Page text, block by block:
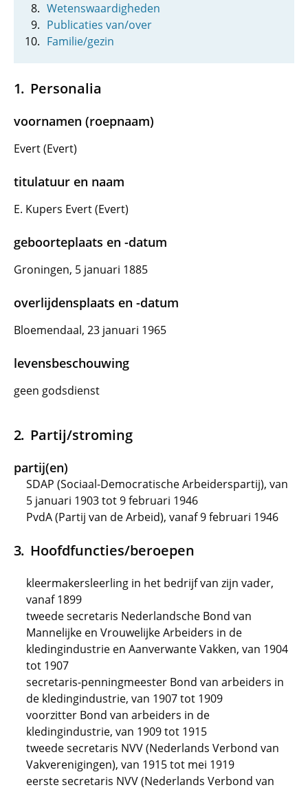
Wetenswaardigheden
Publicaties van/over
Familie/gezin
Personalia
voornamen (roepnaam)
Evert (Evert)
titulatuur en naam
E. Kupers Evert (Evert)
geboorteplaats en -datum
Groningen, 5 januari 1885
overlijdensplaats en -datum
Bloemendaal, 23 januari 1965
levensbeschouwing
geen godsdienst
Partij/stroming
partij(en)
SDAP (Sociaal-Democratische Arbeiderspartij), van
5 januari 1903 tot 9 februari 1946
PvdA (Partij van de Arbeid), vanaf 9 februari 1946
Hoofdfuncties/beroepen
kleermakersleerling in het bedrijf van zijn vader,
vanaf 1899
tweede secretaris Nederlandsche Bond van
Mannelijke en Vrouwelijke Arbeiders in de
kledingindustrie en Aanverwante Vakken, van 1904
tot 1907
secretaris-penningmeester Bond van arbeiders in
de kledingindustrie, van 1907 tot 1909
voorzitter Bond van arbeiders in de
kledingindustrie, van 1909 tot 1915
tweede secretaris NVV (Nederlands Verbond van
Vakverenigingen), van 1915 tot mei 1919
eerste secretaris NVV (Nederlands Verbond van